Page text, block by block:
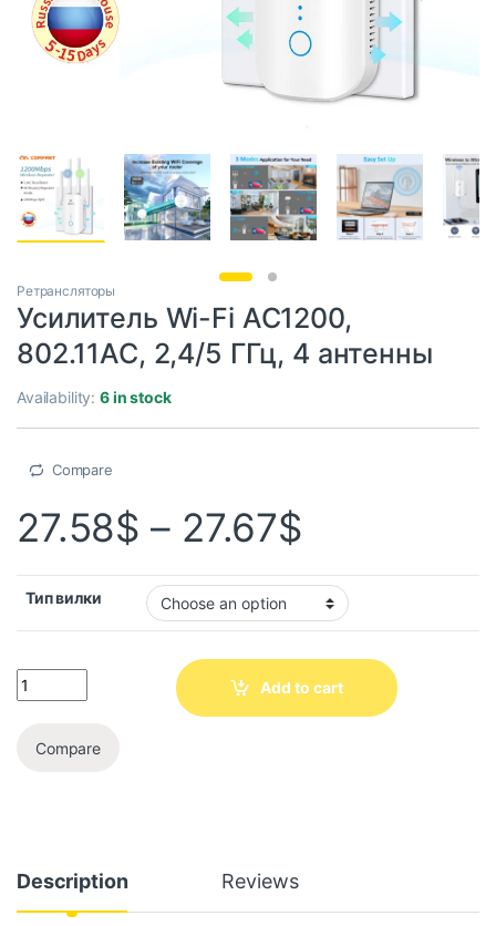
Ретрансляторы
Усилитель Wi-Fi AC1200,
802.11AC, 2,4/5 ГГц, 4 антенны
Availability:6 in stock
Compare
27.58$ – 27.67$
Тип вилки
Add to cart
Compare
Description Reviews